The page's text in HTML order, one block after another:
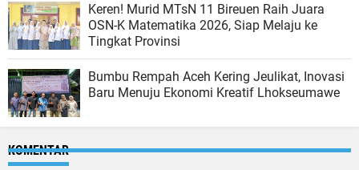
Keren! Murid MTsN 11 Bireuen Raih Juara
OSN-K Matematika 2026, Siap Melaju ke
Tingkat Provinsi
Bumbu Rempah Aceh Kering Jeulikat, Inovasi
Baru Menuju Ekonomi Kreatif Lhokseumawe
KOMENTAR